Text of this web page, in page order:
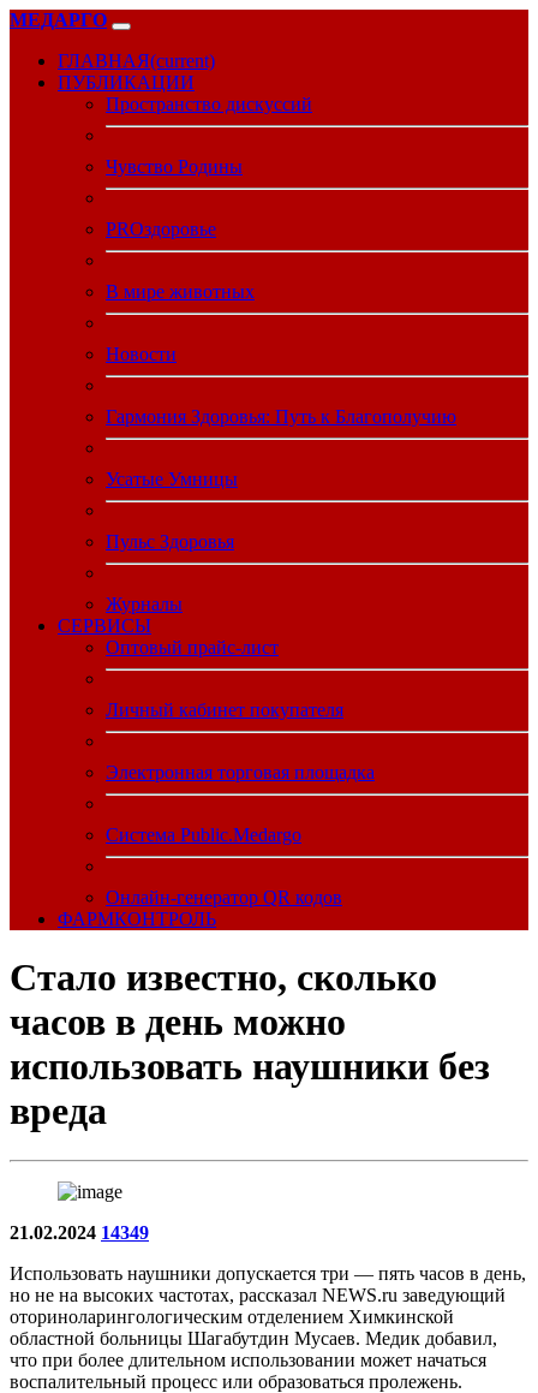
МЕДАРГО
ГЛАВНАЯ(current)
ПУБЛИКАЦИИ
Пространство дискуссий
Чувство Родины
PROздоровье
В мире животных
Новости
Гармония Здоровья: Путь к Благополучию
Усатые Умницы
Пульс Здоровья
Журналы
CЕРВИСЫ
Оптовый прайс-лист
Личный кабинет покупателя
Электронная торговая площадка
Система Public.Medargo
Онлайн-генератор QR кодов
ФАРМКОНТРОЛЬ
Стало известно, сколько
часов в день можно
использовать наушники без
вреда
21.02.2024 14349
Использовать наушники допускается три — пять часов в день,
но не на высоких частотах, рассказал NEWS.ru заведующий
оториноларингологическим отделением Химкинской
областной больницы Шагабутдин Мусаев. Медик добавил,
что при более длительном использовании может начаться
воспалительный процесс или образоваться пролежень.